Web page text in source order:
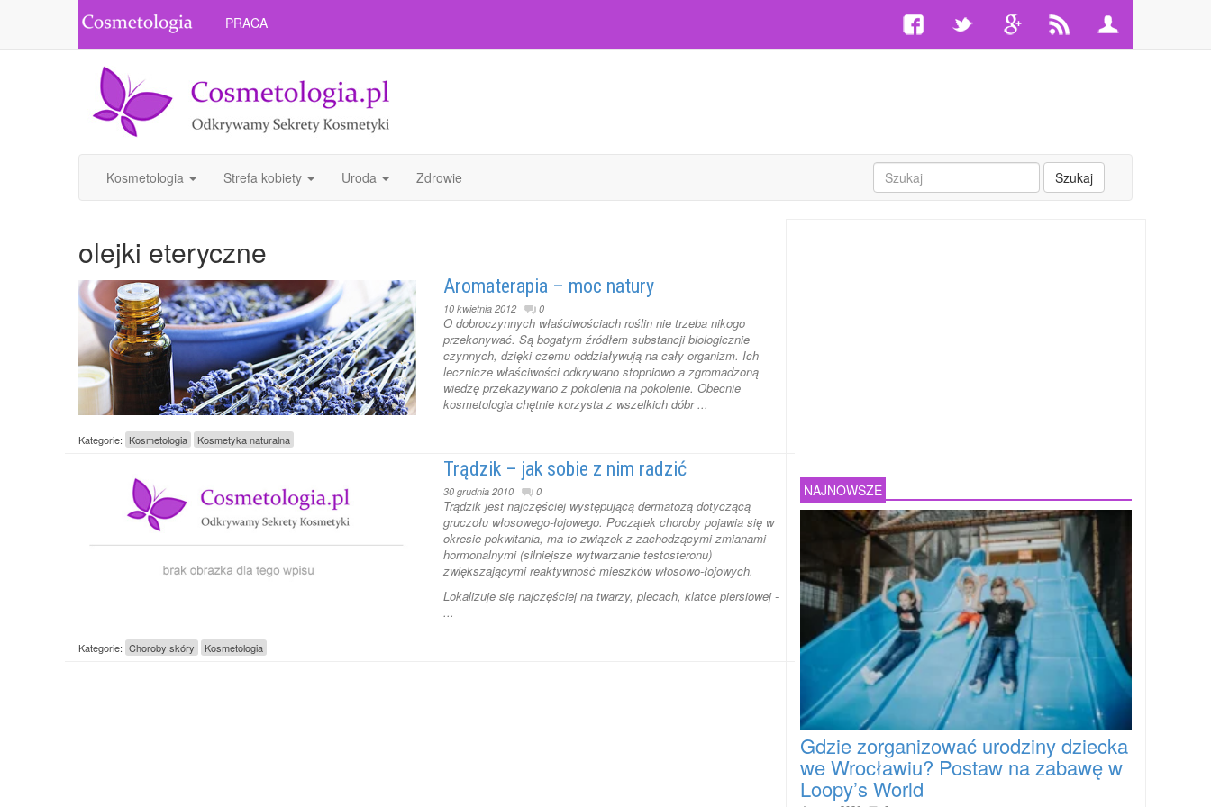
PRACA
Kosmetologia Strefa kobiety Uroda Zdrowie Szukaj
olejki eteryczne
Aromaterapia – moc natury
10 kwietnia 2012 0
O dobroczynnych właściwościach roślin nie trzeba nikogo
przekonywać. Są bogatym źródłem substancji biologicznie
czynnych, dzięki czemu oddziaływują na cały organizm. Ich
lecznicze właściwości odkrywano stopniowo a zgromadzoną
wiedzę przekazywano z pokolenia na pokolenie. Obecnie
kosmetologia chętnie korzysta z wszelkich dóbr ...
Kategorie: Kosmetologia Kosmetyka naturalna
Trądzik – jak sobie z nim radzić
30 grudnia 2010 0
Trądzik jest najczęściej występującą dermatozą dotyczącą
gruczołu włosowego-łojowego. Początek choroby pojawia się w
okresie pokwitania, ma to związek z zachodzącymi zmianami
hormonalnymi (silniejsze wytwarzanie testosteronu)
zwiększającymi reaktywność mieszków włosowo-łojowych.
Lokalizuje się najczęściej na twarzy, plecach, klatce piersiowej -
...
Kategorie: Choroby skóry Kosmetologia
NAJNOWSZE
Gdzie zorganizować urodziny dziecka
we Wrocławiu? Postaw na zabawę w
Loopy’s World